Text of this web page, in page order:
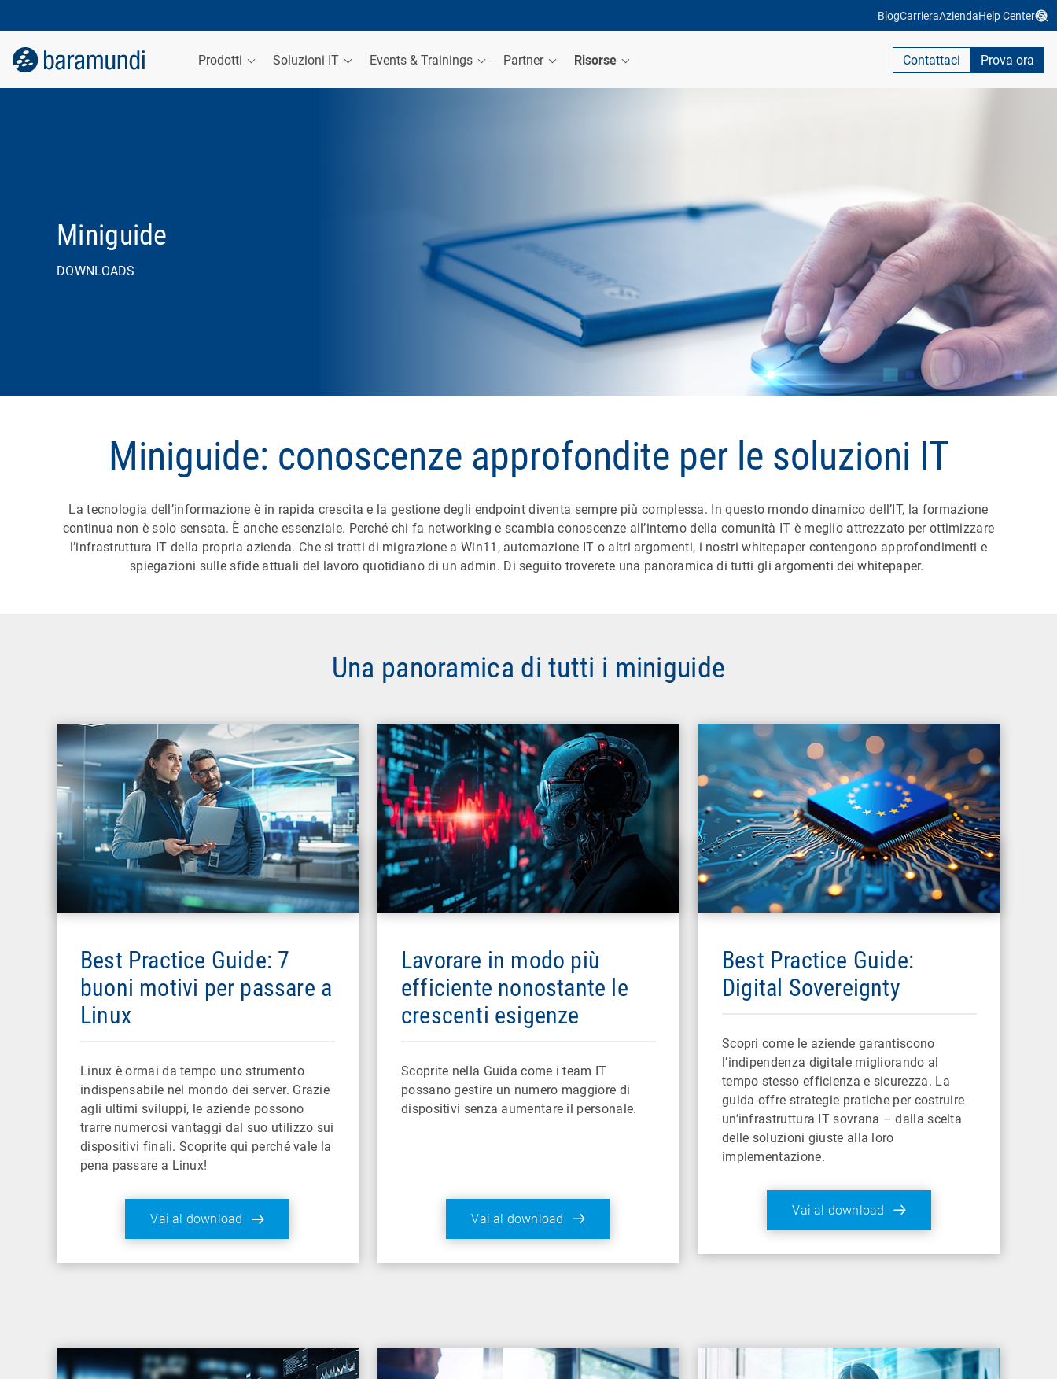
BlogCarrieraAziendaHelp Center
Prodotti Soluzioni IT Events & Trainings Partner Risorse Contattaci Prova ora
Miniguide
DOWNLOADS
Miniguide: conoscenze approfondite per le soluzioni IT
La tecnologia dell’informazione è in rapida crescita e la gestione degli endpoint diventa sempre più complessa. In questo mondo dinamico dell’IT, la formazione
continua non è solo sensata. È anche essenziale. Perché chi fa networking e scambia conoscenze all’interno della comunità IT è meglio attrezzato per ottimizzare
l’infrastruttura IT della propria azienda. Che si tratti di migrazione a Win11, automazione IT o altri argomenti, i nostri whitepaper contengono approfondimenti e
spiegazioni sulle sfide attuali del lavoro quotidiano di un admin. Di seguito troverete una panoramica di tutti gli argomenti dei whitepaper.
Una panoramica di tutti i miniguide
Best Practice Guide: 7
buoni motivi per passare a
Linux
Linux è ormai da tempo uno strumento
indispensabile nel mondo dei server. Grazie
agli ultimi sviluppi, le aziende possono
trarre numerosi vantaggi dal suo utilizzo sui
dispositivi finali. Scoprite qui perché vale la
pena passare a Linux!
Vai al download
Lavorare in modo più
efficiente nonostante le
crescenti esigenze
Scoprite nella Guida come i team IT
possano gestire un numero maggiore di
dispositivi senza aumentare il personale.
Vai al download
Best Practice Guide:
Digital Sovereignty
Scopri come le aziende garantiscono
l’indipendenza digitale migliorando al
tempo stesso efficienza e sicurezza. La
guida offre strategie pratiche per costruire
un’infrastruttura IT sovrana – dalla scelta
delle soluzioni giuste alla loro
implementazione.
Vai al download